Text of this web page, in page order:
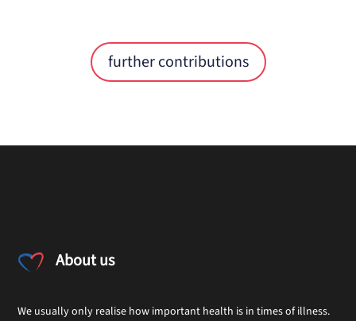
further contributions
About us
We usually only realise how important health is in times of illness.